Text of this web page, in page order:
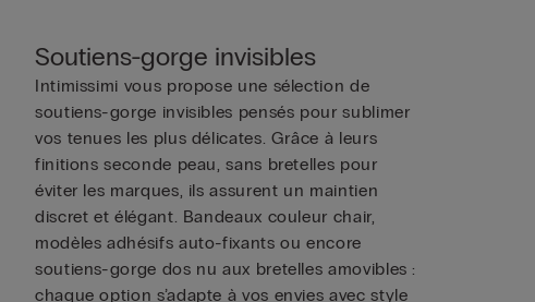
Soutiens-gorge invisibles
Intimissimi vous propose une sélection de
soutiens-gorge invisibles pensés pour sublimer
vos tenues les plus délicates. Grâce à leurs
finitions seconde peau, sans bretelles pour
éviter les marques, ils assurent un maintien
discret et élégant. Bandeaux couleur chair,
modèles adhésifs auto-fixants ou encore
soutiens-gorge dos nu aux bretelles amovibles :
chaque option s’adapte à vos envies avec style